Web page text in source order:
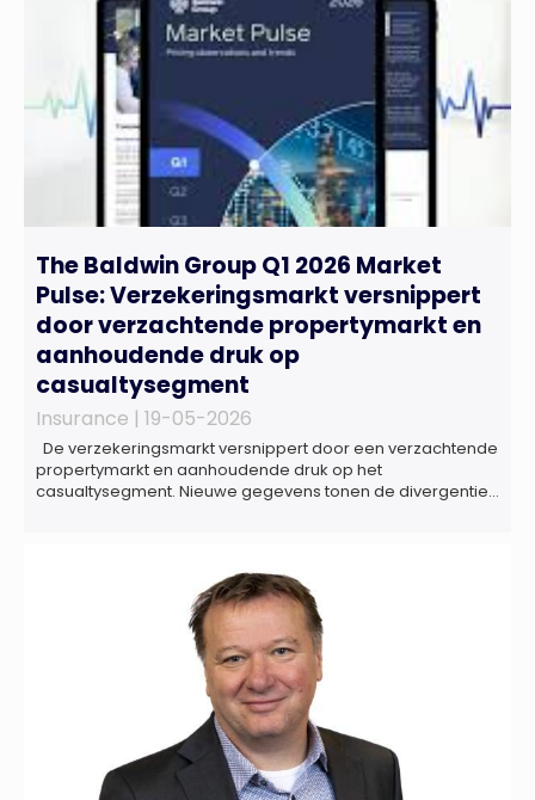
The Baldwin Group Q1 2026 Market
Pulse: Verzekeringsmarkt versnippert
door verzachtende propertymarkt en
aanhoudende druk op
casualtysegment
Insurance | 19-05-2026
De verzekeringsmarkt versnippert door een verzachtende
propertymarkt en aanhoudende druk op het
casualtysegment. Nieuwe gegevens tonen de divergentie
het Market Pulse Report voor het eerste kwartaal van 2026
De bedrijfsmatige […]